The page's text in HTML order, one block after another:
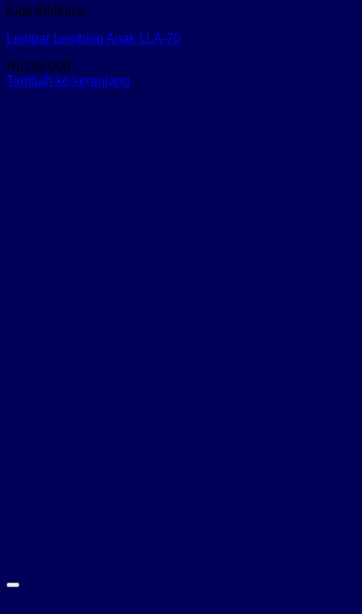
Kids Athletics
Lempar Lembing Anak LLA-70
Rp192.000
Tambah ke keranjang